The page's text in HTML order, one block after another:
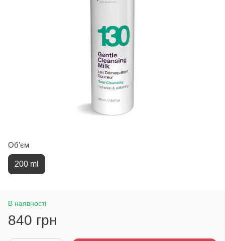
Обʼєм
200 ml
В наявності
840 грн